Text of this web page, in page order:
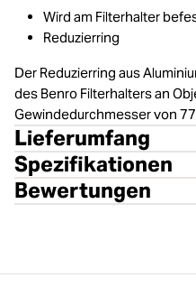
Wird am Filterhalter
Reduzierring
Der Reduzierring aus
des Benro Filterhalters an
Gewindedurchmesser von
Lieferumfang
Spezifikationen
Bewertungen